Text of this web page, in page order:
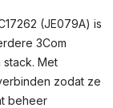
(JE079A) is
3Com
Met
zodat ze
beheer